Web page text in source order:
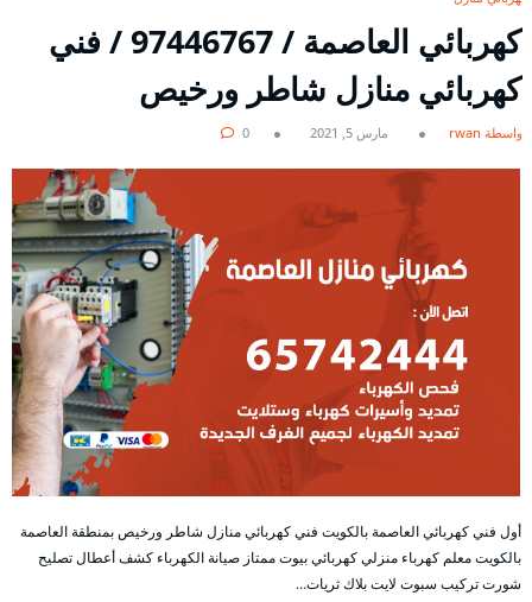
كهربائي العاصمة / 97446767 / فني
كهربائي منازل شاطر ورخيص
بواسطة rwan مارس 5, 2021 0
أول فني كهربائي العاصمة بالكويت فني كهربائي منازل شاطر ورخيص بمنطقة العاصمة
بالكويت معلم كهرباء منزلي كهربائي بيوت ممتاز صيانة الكهرباء كشف أعطال تصليح
شورت تركيب سبوت لايت بلاك ثريات…